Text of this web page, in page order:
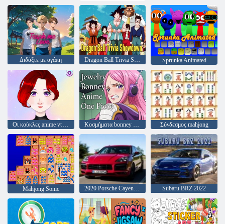
Διδάξτε με αγάπη Sprunka Animated
Σύνδεσμος mahjong
Mahjong Sonic 2020 Porsche Cayenne GTS Subaru BRZ 2022